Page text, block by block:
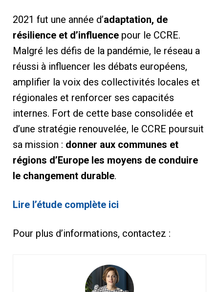
2021 fut une année d’adaptation, de
résilience et d’influencepour le CCRE.
Malgré les défis de la pandémie, le réseau a
réussi à influencer les débats européens,
amplifier la voix des collectivités locales et
régionales et renforcer ses capacités
internes. Fort de cette base consolidée et
d’une stratégie renouvelée, le CCRE poursuit
sa mission : donner aux communes et
régions d’Europe les moyens de conduire
le changement durable.
Lire l’étude complète ici
Pour plus d’informations, contactez :